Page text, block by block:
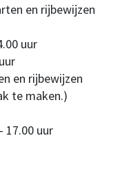
en rijbewijzen
uur
en rijbewijzen
te maken.)
17.00 uur